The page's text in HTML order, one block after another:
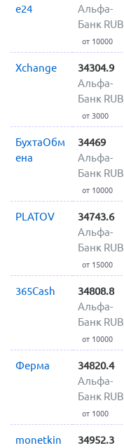
e24
Альфа-
Банк RUB
от 10000
Xchange
34304.9
Альфа-
Банк RUB
от 3000
БухтаОбм
ена
34469
Альфа-
Банк RUB
от 10000
PLATOV
34743.6
Альфа-
Банк RUB
от 15000
365Cash
34808.8
Альфа-
Банк RUB
от 10000
Ферма
34820.4
Альфа-
Банк RUB
от 1000
monetkin
34952.3